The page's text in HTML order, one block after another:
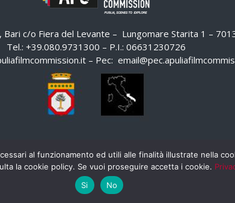
Bari c/o Fiera del Levante – Lungomare Starita 1 –
Tel.: +39.080.9731300 – P.I.: 06631230726
– Pec:
WHISTLEBLOWING
al funzionamento ed utili alle finalità illustrate nella
la cookie policy. Se vuoi proseguire accetta i cookie.
Si
No